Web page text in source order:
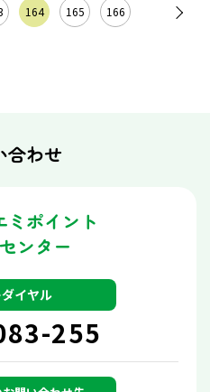
164 165 166
合わせ
ミポイント
ンター
イヤル
255